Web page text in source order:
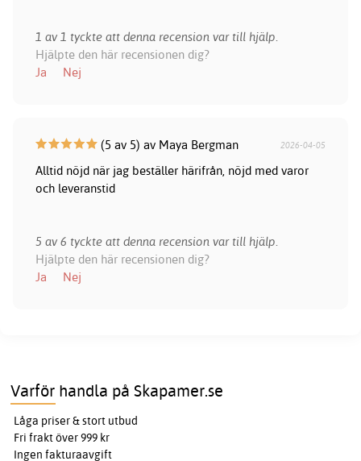
1 av 1 tyckte att denna recension var till hjälp.
Hjälpte den här recensionen dig?
Ja
Nej
(5 av 5) av Maya Bergman 2026-04-05
Alltid nöjd när jag beställer härifrån, nöjd med varor
och leveranstid
5 av 6 tyckte att denna recension var till hjälp.
Hjälpte den här recensionen dig?
Ja
Nej
Varför handla på Skapamer.se
Låga priser & stort utbud
Fri frakt över 999 kr
Ingen fakturaavgift